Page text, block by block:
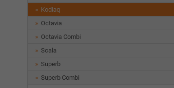
Kodiaq
Octavia
Octavia Combi
Scala
Superb
Superb Combi